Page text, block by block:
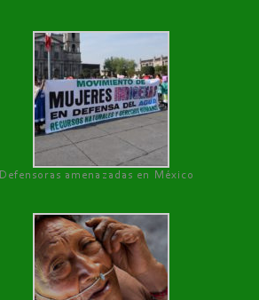
Defensoras amenazadas en México